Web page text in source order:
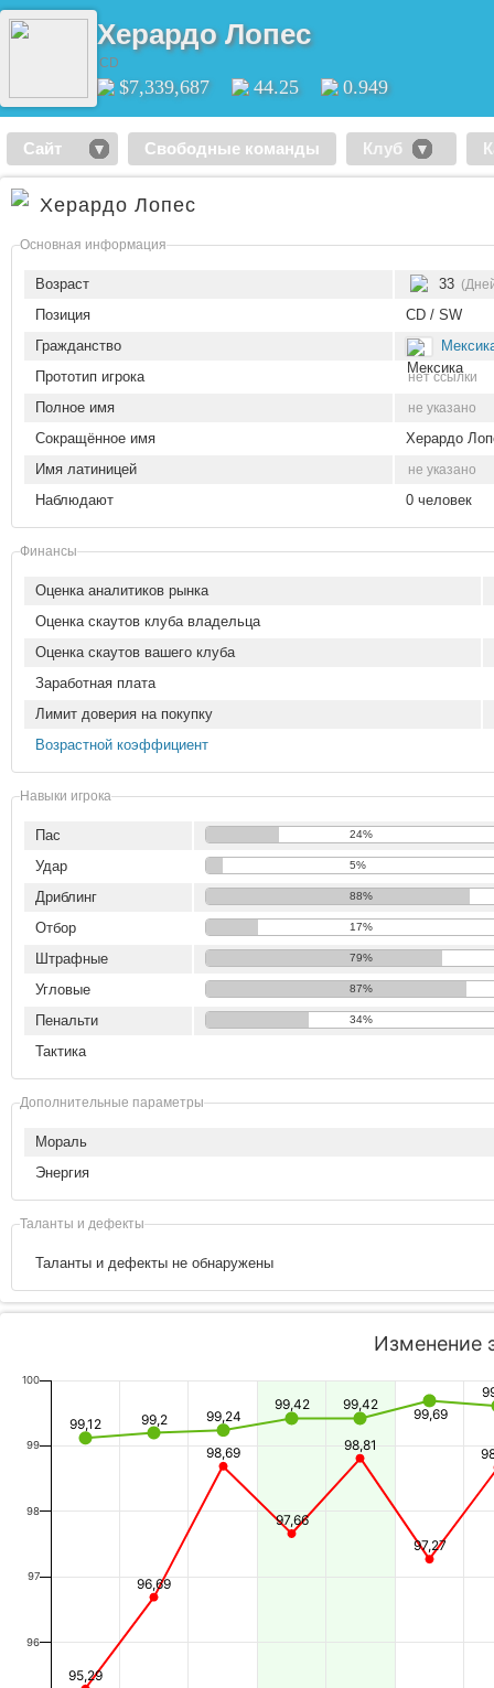
Херардо Лопес
CD
$7,339,687 44.25 0.949
Сайт Свободные команды Клуб
Херардо Лопес
Основная информация
Возраст 33
Позиция
CD / SW
Гражданство
Прототип игрока
нет ссылки
Полное имя не указано
Сокращённое имя
Херардо
Имя латиницей
не указано
Наблюдают 0 человек
Финансы
Оценка аналитиков рынка
Оценка скаутов клуба владельца
Оценка скаутов вашего клуба
Заработная плата
Лимит доверия на покупку
Возрастной коэффициент
Навыки игрока
Пас 24%
Удар 5%
Дриблинг 88%
Отбор 17%
Штрафные 79%
Угловые 87%
Пенальти 34%
Тактика
Дополнительные параметры
Мораль
Энергия
Таланты и дефекты
Таланты и дефекты не обнаружены
Изменение
99,12 99,2 99,24
99,42 99,42
99,69
95,29
96,69
98,69
97,66
98,81
97,27
96
97
98
99
100